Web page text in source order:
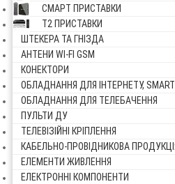
СМАРТ ПРИСТАВКИ
Т2 ПРИСТАВКИ
ШТЕКЕРА ТА ГНІЗДА
АНТЕНИ WI-FI GSM
КОНЕКТОРИ
ОБЛАДНАННЯ ДЛЯ ІНТЕРНЕТУ, SMART
ОБЛАДНАННЯ ДЛЯ ТЕЛЕБАЧЕННЯ
ПУЛЬТИ ДУ
ТЕЛЕВІЗІЙНІ КРІПЛЕННЯ
КАБЕЛЬНО-ПРОВІДНИКОВА
ЕЛЕМЕНТИ ЖИВЛЕННЯ
ЕЛЕКТРОННІ КОМПОНЕНТИ